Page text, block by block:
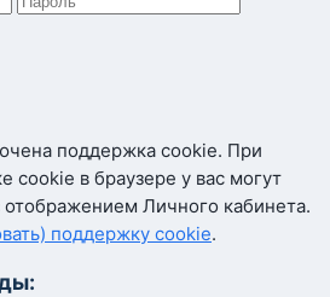
поддержка cookie. При
cookie в браузере у вас могут
Личного кабинета.
поддержку cookie.